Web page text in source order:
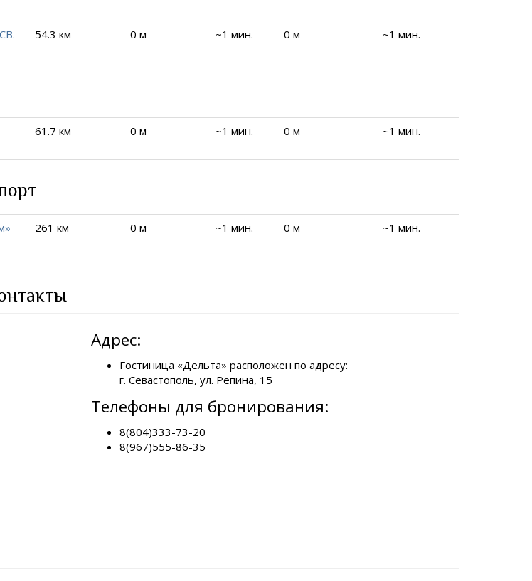
54.3 км 0 м ~1 мин. 0 м ~1 мин.
61.7 км 0 м ~1 мин. 0 м ~1 мин.
261 км 0 м ~1 мин. 0 м ~1 мин.
Адрес:
Гостиница «Дельта» расположен по адресу:
г. Севастополь, ул. Репина, 15
Телефоны для бронирования:
8(804)333-73-20
8(967)555-86-35